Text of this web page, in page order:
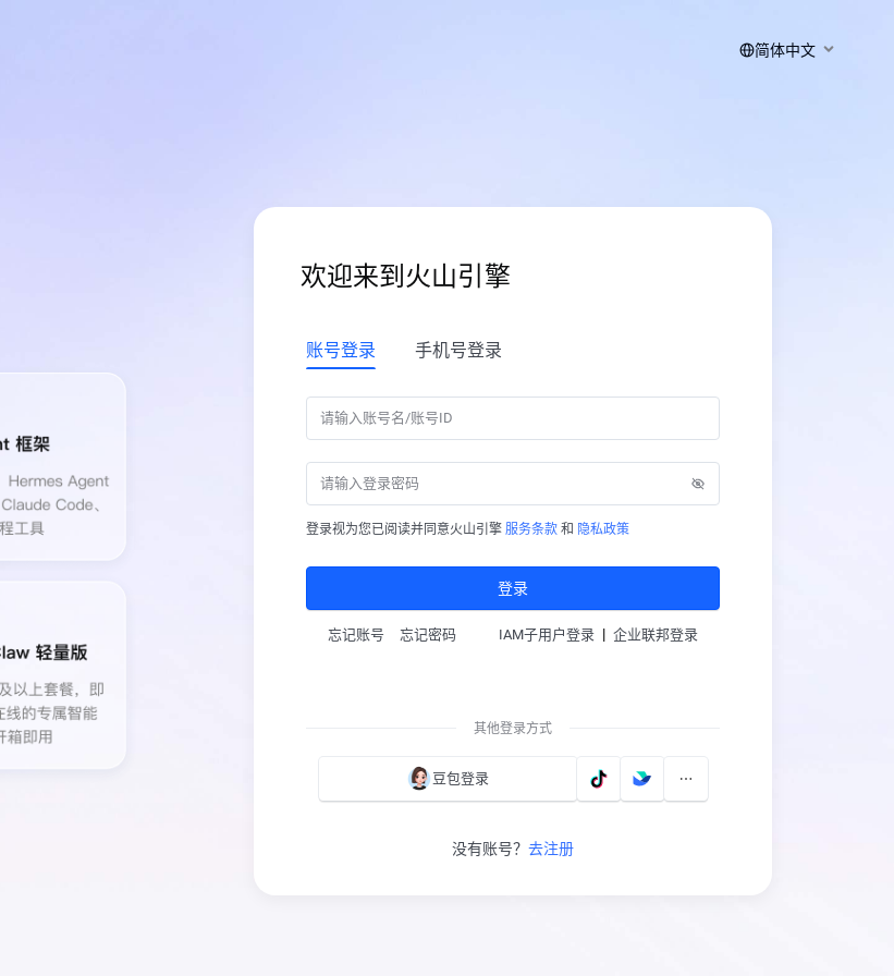
简体中文
欢迎来到火山引擎
账号登录 手机号登录
登录视为您已阅读并同意火山引擎 服务条款 和 隐私政策
登录
忘记账号 忘记密码 IAM子用户登录 | 企业联邦登录
其他登录方式
豆包登录
没有账号？ 去注册